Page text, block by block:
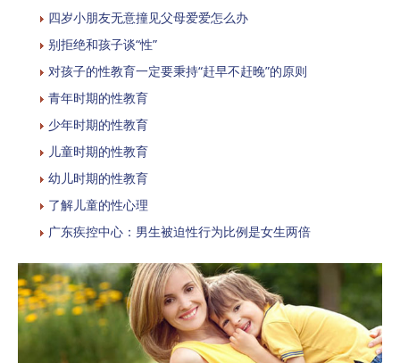
四岁小朋友无意撞见父母爱爱怎么办
别拒绝和孩子谈“性”
对孩子的性教育一定要秉持“赶早不赶晚”的原则
青年时期的性教育
少年时期的性教育
儿童时期的性教育
幼儿时期的性教育
了解儿童的性心理
广东疾控中心：男生被迫性行为比例是女生两倍